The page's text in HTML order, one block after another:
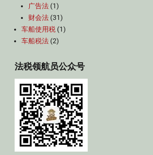
广告法 (1)
财会法 (31)
车船使用税 (1)
车船税法 (2)
法税领航员公众号